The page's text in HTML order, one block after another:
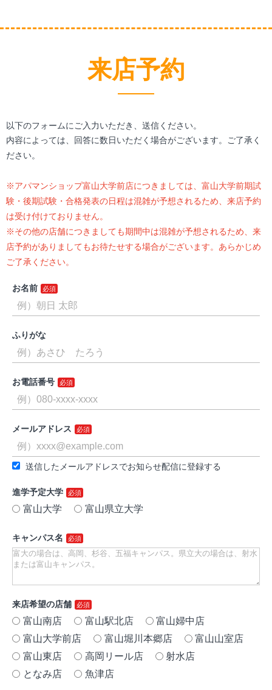
来店予約
以下のフォームにご入力いただき、送信ください。
内容によっては、回答に数日いただく場合がございます。ご了承く
ださい。
※アパマンショップ富山大学前店につきましては、富山大学前期試
験・後期試験・合格発表の日程は混雑が予想されるため、来店予約
は受け付けておりません。
※その他の店舗につきましても期間中は混雑が予想されるため、来
店予約がありましてもお待たせする場合がございます。あらかじめ
ご了承ください。
お名前
ふりがな
お電話番号
メールアドレス
送信したメールアドレスでお知らせ配信に登録する
進学予定大学
富山大学 富山県立大学
キャンパス名
来店希望の店舗
富山南店 富山駅北店
富山婦中店
富山大学前店
富山堀川本郷店
富山山室店
富山東店
高岡リール店
射水店
となみ店
魚津店